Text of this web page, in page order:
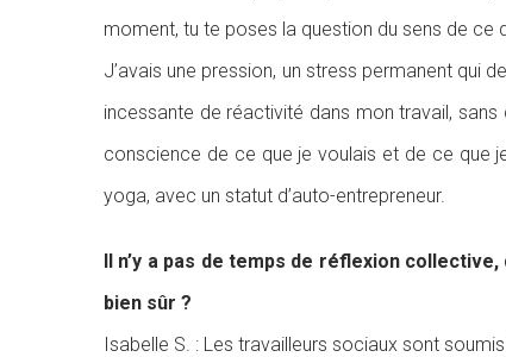
moment, tu te poses la question du sens de ce
J’avais une pression, un stress permanent qui
incessante de réactivité dans mon travail,
conscience de ce que je voulais et de ce que
yoga, avec un statut d’auto-entrepreneur.
Il n’y a pas de temps de réflexion
bien sûr ?
Isabelle S. : Les travailleurs sociaux sont